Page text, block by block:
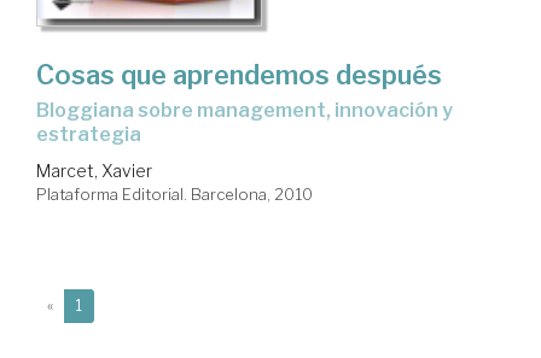
Cosas que aprendemos después
bloggiana sobre management, innovación y
estrategia
Marcet, Xavier
Plataforma Editorial. Barcelona, 2010
« 1